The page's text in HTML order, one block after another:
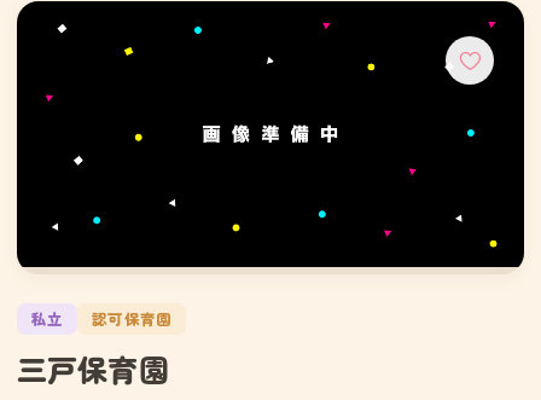
私立 認可保育園
三戸保育園